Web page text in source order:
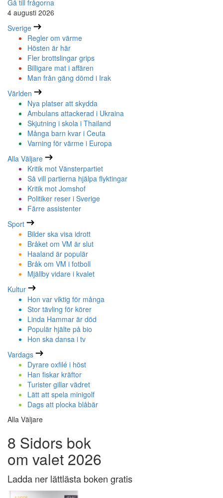
Gå till frågorna
4 augusti 2026
Sverige
Regler om värme
Hösten är här
Fler brottslingar grips
Billigare mat i affären
Man från gäng dömd i Irak
Världen
Nya platser att skydda
Ambulans attackerad i Ukraina
Skjutning i skola i Thailand
Många barn kvar i Ceuta
Varning för värme i Europa
Alla Väljare
Kritik mot Vänsterpartiet
Så vill partierna hjälpa flyktingar
Kritik mot Jomshof
Politiker reser i Sverige
Färre assistenter
Sport
Bilder ska visa idrott
Bråket om VM är slut
Haaland är populär
Bråk om VM i fotboll
Mjällby vidare i kvalet
Kultur
Hon var viktig för många
Stor tävling för körer
Linda Hammar är död
Populär hjälte på bio
Hon ska dansa i tv
Vardags
Dyrare oxfilé i höst
Han fiskar kräftor
Turister gillar vädret
Lätt att spela minigolf
Dags att plocka blåbär
Alla Väljare
8 Sidors bok
om valet 2026
Ladda ner lättlästa boken gratis